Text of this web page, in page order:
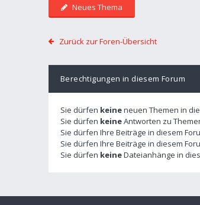
Neues Thema
Zurück zur Foren-Übersicht
Berechtigungen in diesem Forum
Sie dürfen keineneuen Themen in
Sie dürfen keineAntworten zu
Sie dürfen Ihre Beiträge in diesem
Sie dürfen Ihre Beiträge in diesem
Sie dürfen keineDateianhänge in